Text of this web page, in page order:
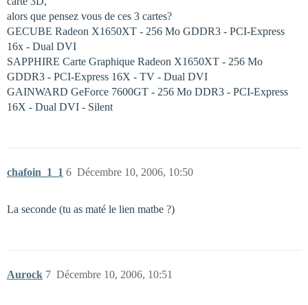
alors que pensez vous de ces 3 cartes?
GECUBE Radeon X1650XT - 256 Mo GDDR3 - PCI-Express
16x - Dual DVI
SAPPHIRE Carte Graphique Radeon X1650XT - 256 Mo
GDDR3 - PCI-Express 16X - TV - Dual DVI
GAINWARD GeForce 7600GT - 256 Mo DDR3 - PCI-Express
16X - Dual DVI - Silent
chafoin_1_1 Décembre 10, 2006, 10:50
6
La seconde (tu as maté le lien matbe ?)
Aurock Décembre 10, 2006, 10:51
7